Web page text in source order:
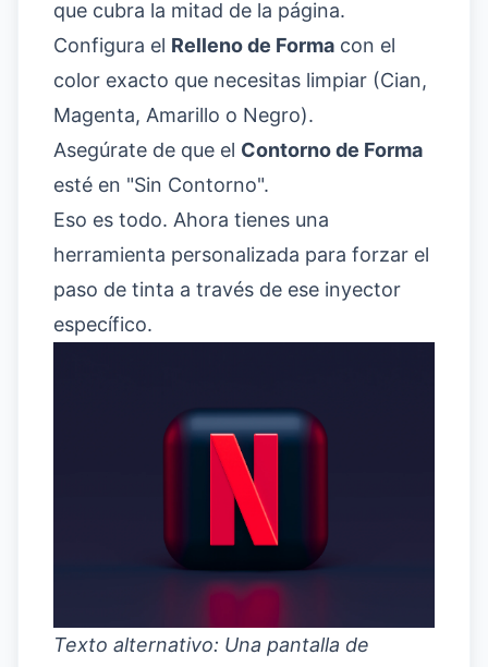
que cubra la mitad de la página.
Configura el Relleno de Forma con el
color exacto que necesitas limpiar (Cian,
Magenta, Amarillo o Negro).
Asegúrate de que el Contorno de Forma
esté en "Sin Contorno".
Eso es todo. Ahora tienes una
herramienta personalizada para forzar el
paso de tinta a través de ese inyector
específico.
Texto alternativo: Una pantalla de